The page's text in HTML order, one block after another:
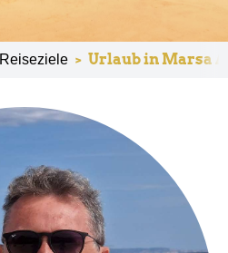
Reiseziele > Urlaub in Marsa